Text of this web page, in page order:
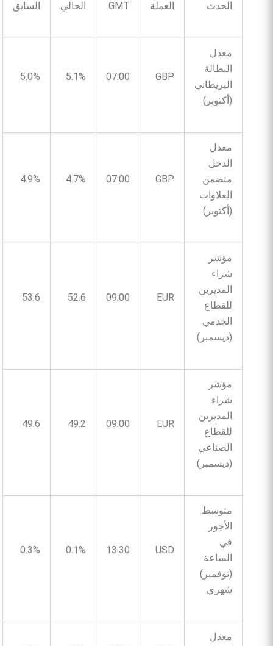
الحدث العملة GMT الحالي السابق
معدل
البطالة
البريطاني
(أكتوبر)
GBP
07:00
5.1%
5.0%
معدل
الدخل
متضمن
العلاوات
(أكتوبر)
GBP
07:00
4.7%
4.9%
مؤشر
شراء
المديرين
للقطاع
الخدمي
(ديسمبر)
EUR
09:00
52.6
53.6
مؤشر
شراء
المديرين
للقطاع
الصناعي
(ديسمبر)
EUR
09:00
49.2
49.6
متوسط
الأجور
في
الساعة
(نوفمبر)
شهري
USD
13:30
0.1%
0.3%
معدل